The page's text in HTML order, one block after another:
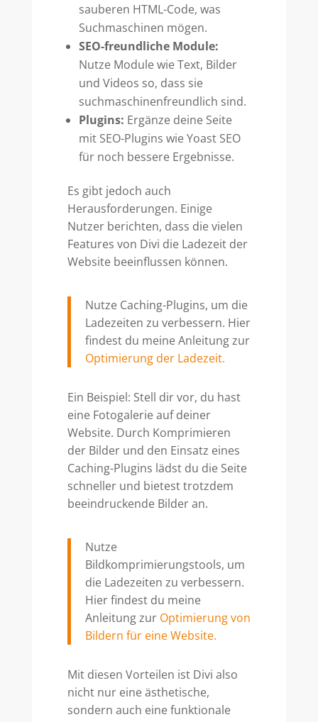
sauberen HTML-Code, was
Suchmaschinen mögen.
SEO-freundliche Module:
Nutze Module wie Text, Bilder
und Videos so, dass sie
suchmaschinenfreundlich sind.
Plugins: Ergänze deine Seite
mit SEO-Plugins wie Yoast SEO
für noch bessere Ergebnisse.
Es gibt jedoch auch
Herausforderungen. Einige
Nutzer berichten, dass die vielen
Features von Divi die Ladezeit der
Website beeinflussen können.
Nutze Caching-Plugins, um die
Ladezeiten zu verbessern. Hier
findest du meine Anleitung zur
Optimierung der Ladezeit.
Ein Beispiel: Stell dir vor, du hast
eine Fotogalerie auf deiner
Website. Durch Komprimieren
der Bilder und den Einsatz eines
Caching-Plugins lädst du die Seite
schneller und bietest trotzdem
beeindruckende Bilder an.
Nutze
Bildkomprimierungstools, um
die Ladezeiten zu verbessern.
Hier findest du meine
Anleitung zur Optimierung von
Bildern für eine Website.
Mit diesen Vorteilen ist Divi also
nicht nur eine ästhetische,
sondern auch eine funktionale